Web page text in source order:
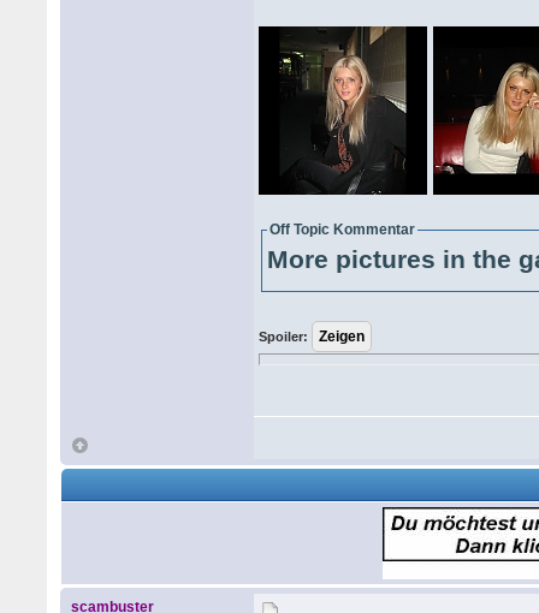
Off Topic Kommentar
More pictures in the
Spoiler:
scambuster